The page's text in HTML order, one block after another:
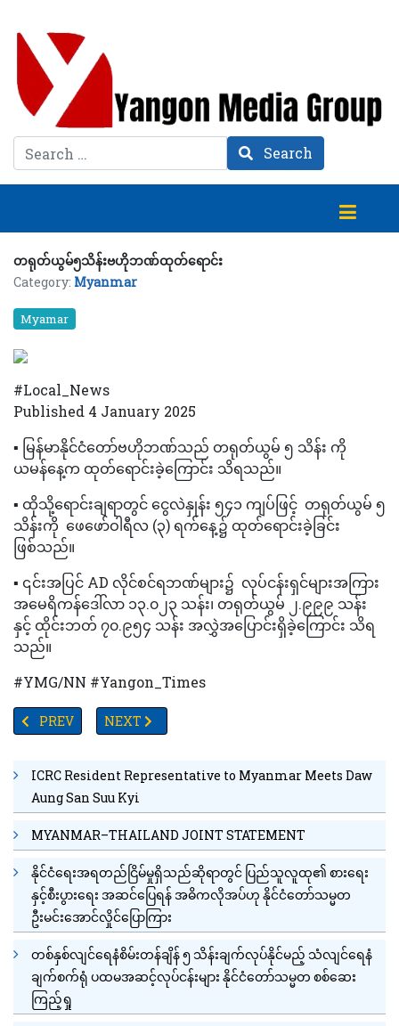
Search Search
တရုတ်ယွမ်၅သိန်းဗဟိုဘဏ်ထုတ်ရောင်း
Category: Myanmar
Myamar
#Local_News
Published 4 January 2025
▪️ မြန်မာနိုင်ငံတော်ဗဟိုဘဏ်သည် တရုတ်ယွမ် ၅ သိန်း ကို
ယမန်နေ့က ထုတ်ရောင်းခဲ့ကြောင်း သိရသည်။
▪️ ထိုသို့ရောင်းချရာတွင် ငွေလဲနှုန်း ၅၄၁ ကျပ်ဖြင့် တရုတ်ယွမ် ၅
သိန်းကို ဖေဖော်ဝါရီလ (၃) ရက်နေ့၌ ထုတ်ရောင်းခဲ့ခြင်း
ဖြစ်သည်။
▪️ ၎င်းအပြင် AD လိုင်စင်ရဘဏ်များ၌ လုပ်ငန်းရှင်များအကြား
အမေရိကန်ဒေါ်လာ ၁၃.၀၂၃ သန်း၊ တရုတ်ယွမ် ၂.၉၉၉ သန်း
နှင့် ထိုင်းဘတ် ၇၀.၉၅၄ သန်း အလွှဲအပြောင်းရှိခဲ့ကြောင်း သိရ
သည်။
#YMG/NN #Yangon_Times
PREVIOUS ARTICLE: ထားဝယ်တွင်ဆီပိဿာချိန်၆၀၀၀ခန့်ကိုသတ်မှတ်
PREV NEXT ARTICLE: ဂျပန်ပညာရေးပြပွဲရန်ကုန်၌ ကျင်းပ
NEXT
ICRC Resident Representative to Myanmar Meets Daw
Aung San Suu Kyi
MYANMAR–THAILAND JOINT STATEMENT
နိုင်ငံရေးအရတည်ငြိမ်မှုရှိသည်ဆိုရာတွင် ပြည်သူလူထု၏ စားရေး
နှင့်စီးပွားရေး အဆင်ပြေရန် အဓိကလိုအပ်ဟု နိုင်ငံတော်သမ္မတ
ဦးမင်းအောင်လှိုင်ပြောကြား
တစ်နှစ်လျင်ရေနံစိမ်းတန်ချိန် ၅ သိန်းချက်လုပ်နိုင်မည့် သံလျင်ရေနံ
ချက်စက်ရုံ ပထမအဆင့်လုပ်ငန်းများ နိုင်ငံတော်သမ္မတ စစ်ဆေး
ကြည့်ရှု